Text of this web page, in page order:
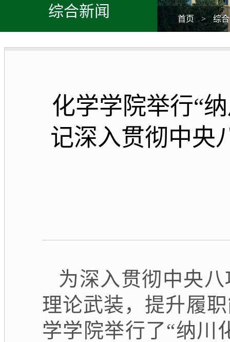
综合新闻 首页 > 综
化学学院举行“
记深入贯彻中央
为深入贯彻中央
理论武装，提升履
学学院举行了“纳